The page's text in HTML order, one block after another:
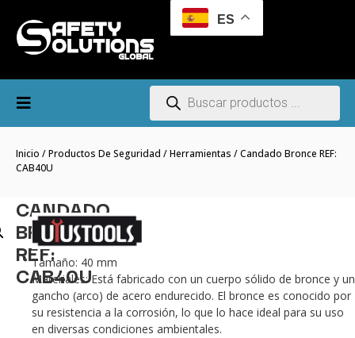
ES
Inicio /Productos De Seguridad /Herramientas / Candado Bronce REF:
CAB40U
CANDADO
BRONCE
REF:
CAB40U
Tamaño: 40 mm
Materiales: Está fabricado con un cuerpo sólido de bronce y un
gancho (arco) de acero endurecido. El bronce es conocido por
su resistencia a la corrosión, lo que lo hace ideal para su uso
en diversas condiciones ambientales.